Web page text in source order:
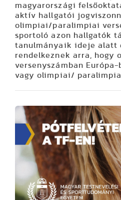
magyarországi
aktív hallgatói
olimpiai/paralimpiai
sportoló azon hallgatók
tanulmányaik ideje alatt
rendelkeznek arra, hogy
versenyszámban
vagy olimpiai/